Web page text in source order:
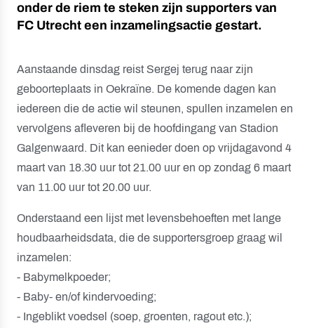
onder de riem te steken zijn supporters van
FC Utrecht een inzamelingsactie gestart.
Aanstaande dinsdag reist Sergej terug naar zijn
geboorteplaats in Oekraïne. De komende dagen kan
iedereen die de actie wil steunen, spullen inzamelen en
vervolgens afleveren bij de hoofdingang van Stadion
Galgenwaard. Dit kan eenieder doen op vrijdagavond 4
maart van 18.30 uur tot 21.00 uur en op zondag 6 maart
van 11.00 uur tot 20.00 uur.
Onderstaand een lijst met levensbehoeften met lange
houdbaarheidsdata, die de supportersgroep graag wil
inzamelen:
- Babymelkpoeder;
- Baby- en/of kindervoeding;
- Ingeblikt voedsel (soep, groenten, ragout etc.);